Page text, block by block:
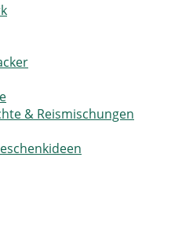
& Reismischungen